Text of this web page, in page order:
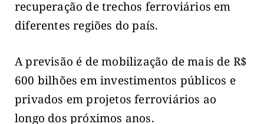
recuperação de trechos ferroviários em
diferentes regiões do país.
A previsão é de mobilização de mais de R$
600 bilhões em investimentos públicos e
privados em projetos ferroviários ao
longo dos próximos anos.